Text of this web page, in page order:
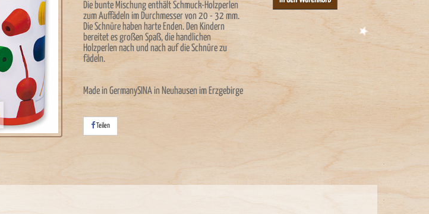
Die bunte Mischung enthält Schmuck-Holzperlen
zum Auffädeln im Durchmesser von 20 - 32 mm.
Die Schnüre haben harte Enden. Den Kindern
bereitet es großen Spaß, die handlichen
Holzperlen nach und nach auf die Schnüre zu
fädeln.
Made in GermanySINA in Neuhausen im Erzgebirge
Teilen